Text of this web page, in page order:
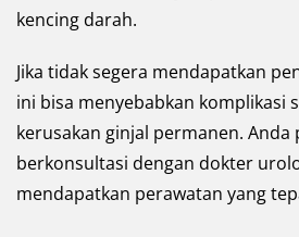
kencing darah.
Jika tidak segera mendapatkan
ini bisa menyebabkan komplikasi
kerusakan ginjal permanen. Anda
berkonsultasi dengan dokter
mendapatkan perawatan yang